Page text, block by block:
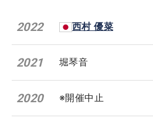
2022 西村 優菜
2021 堀琴音
2020 ※開催中止